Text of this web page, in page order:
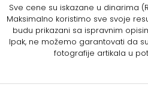
Sve cene su iskazane u dinarima
Maksimalno koristimo sve svoje
budu prikazani sa ispravnim
Ipak, ne možemo garantovati da
fotografije artikala u